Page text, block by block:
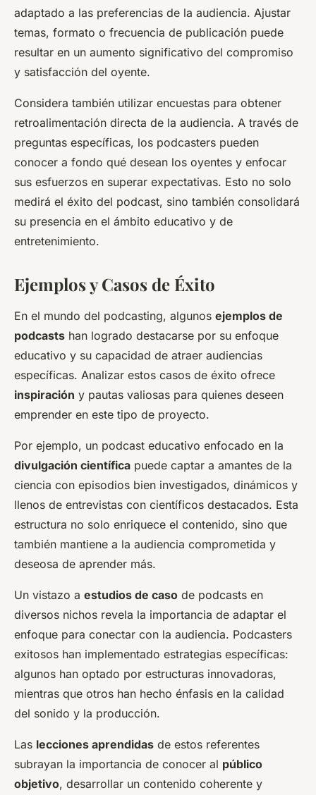
adaptado a las preferencias de la audiencia. Ajustar
temas, formato o frecuencia de publicación puede
resultar en un aumento significativo del compromiso
y satisfacción del oyente.
Considera también utilizar encuestas para obtener
retroalimentación directa de la audiencia. A través de
preguntas específicas, los podcasters pueden
conocer a fondo qué desean los oyentes y enfocar
sus esfuerzos en superar expectativas. Esto no solo
medirá el éxito del podcast, sino también consolidará
su presencia en el ámbito educativo y de
entretenimiento.
Ejemplos y Casos de Éxito
En el mundo del podcasting, algunos ejemplos de
podcasts han logrado destacarse por su enfoque
educativo y su capacidad de atraer audiencias
específicas. Analizar estos casos de éxito ofrece
inspiración y pautas valiosas para quienes deseen
emprender en este tipo de proyecto.
Por ejemplo, un podcast educativo enfocado en la
divulgación científica puede captar a amantes de la
ciencia con episodios bien investigados, dinámicos y
llenos de entrevistas con científicos destacados. Esta
estructura no solo enriquece el contenido, sino que
también mantiene a la audiencia comprometida y
deseosa de aprender más.
Un vistazo a estudios de caso de podcasts en
diversos nichos revela la importancia de adaptar el
enfoque para conectar con la audiencia. Podcasters
exitosos han implementado estrategias específicas:
algunos han optado por estructuras innovadoras,
mientras que otros han hecho énfasis en la calidad
del sonido y la producción.
Las lecciones aprendidas de estos referentes
subrayan la importancia de conocer al público
objetivo, desarrollar un contenido coherente y